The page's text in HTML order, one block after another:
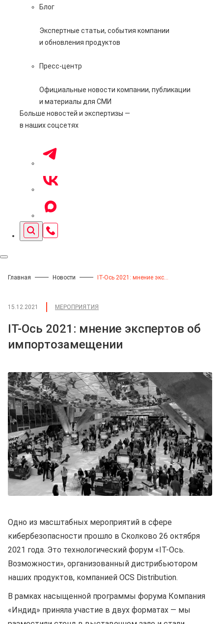
Блог
Экспертные статьи, события компании
и обновления продуктов
Пресс-центр
Официальные новости компании, публикации
и материалы для СМИ
Больше новостей и экспертизы —
в наших соцсетях
Главная Новости
15.12.2021 МЕРОПРИЯТИЯ
IT-Ось 2021: мнение экспертов об
импортозамещении
Одно из масштабных мероприятий в сфере
кибербезопасности прошло в Сколково 26 октября
2021 года. Это технологический форум «IT-Ось.
Возможности», организованный дистрибьютором
наших продуктов, компанией OCS Distribution.
В рамках насыщенной программы форума Компания
«Индид» приняла участие в двух форматах — мы